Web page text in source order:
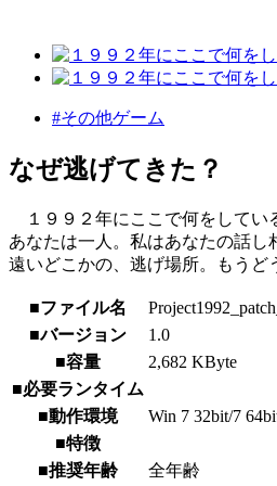
#その他ゲーム
なぜ逃げてきた？
１９９２年にここで何をしてい
あなたは一人。私はあなたの話し
遠いどこかの、逃げ場所。もうど
■ファイル名
■バージョン
1.0
■容量
2,682 KByte
■必要ランタイム
■動作環境
Win 7 32bit/7
■特徴
■推奨年齢
全年齢